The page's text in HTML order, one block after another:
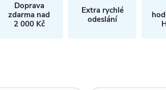
Doprava
zdarma nad
2 000 Kč
Extra rychlé
odeslání